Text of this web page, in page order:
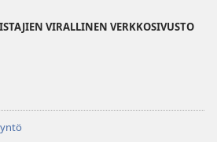
VIRALLINEN VERKKOSIVUSTO